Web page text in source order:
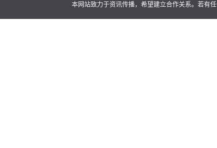
本网站致力于资讯传播，希望建立合作关系。若有